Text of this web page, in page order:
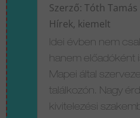
Szerző:Tóth Tamás
Hírek, kiemelt
Idei évben nem
hanem előadóként
Mapei által
találkozón. Nagy
kivitelezési